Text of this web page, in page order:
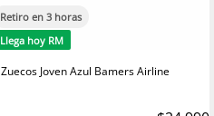
Retiro en 3 horas
Llega hoy RM
Zuecos Joven Azul Bamers Airline